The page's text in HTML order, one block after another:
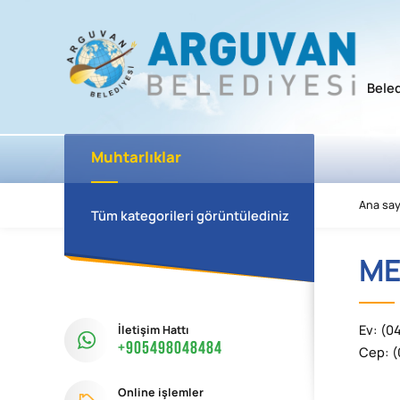
Ana
Muhtarlıklar
Tüm kategorileri görüntülediniz
İletişim Hattı
+905498048484
Online işlemler
Ev:
Cep: